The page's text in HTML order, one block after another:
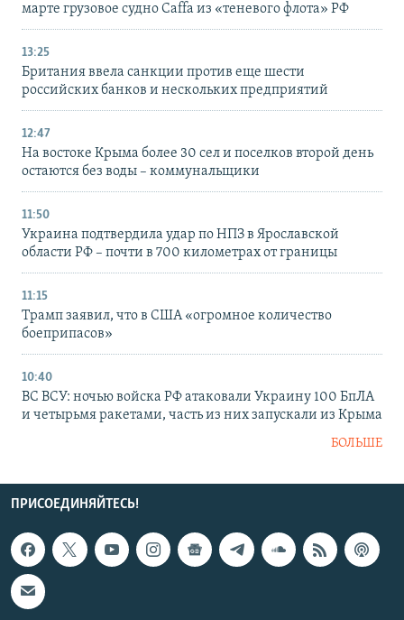
марте грузовое судно Caffa из «теневого флота» РФ
13:25
Британия ввела санкции против еще шести
российских банков и нескольких предприятий
12:47
На востоке Крыма более 30 сел и поселков второй день
остаются без воды – коммунальщики
11:50
Украина подтвердила удар по НПЗ в Ярославской
области РФ – почти в 700 километрах от границы
11:15
Трамп заявил, что в США «огромное количество
боеприпасов»
10:40
ВС ВСУ: ночью войска РФ атаковали Украину 100 БпЛА
и четырьмя ракетами, часть из них запускали из Крыма
БОЛЬШЕ
ПРИСОЕДИНЯЙТЕСЬ!